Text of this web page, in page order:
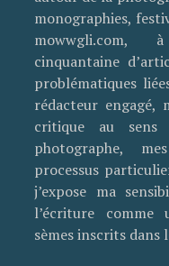
monographies,
mowwgli.com,
cinquantaine
problématiques
rédacteur engagé,
critique au
photographe,
processus
j’expose ma
l’écriture comme
sèmes inscrits dans